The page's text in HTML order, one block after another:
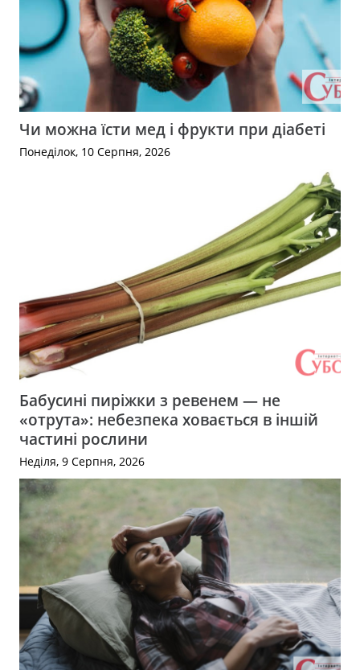
Чи можна їсти мед і фрукти при діабеті
Понеділок, 10 Серпня, 2026
Бабусині пиріжки з ревенем — не
«отрута»: небезпека ховається в іншій
частині рослини
Неділя, 9 Серпня, 2026